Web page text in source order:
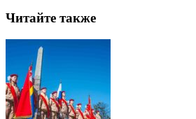
Читайте также